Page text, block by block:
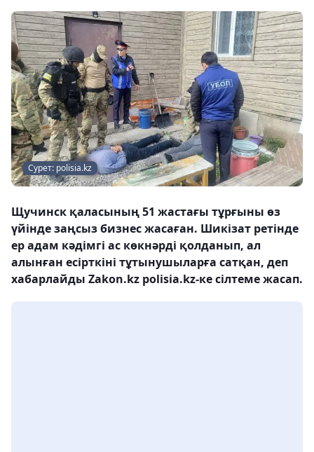
Сурет: polisia.kz
Щучинск қаласының 51 жастағы тұрғыны өз
үйінде заңсыз бизнес жасаған. Шикізат ретінде
ер адам кәдімгі ас көкнәрді қолданып, ал
алынған есірткіні тұтынушыларға сатқан, деп
хабарлайды Zakon.kz polisia.kz-ке сілтеме жасап.